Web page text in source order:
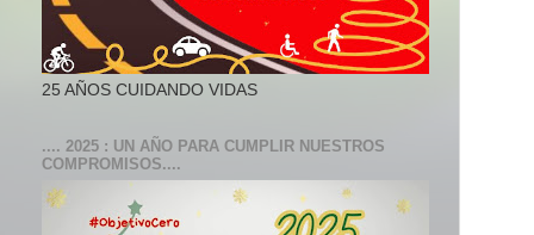
25 AÑOS CUIDANDO VIDAS
.... 2025 : UN AÑO PARA CUMPLIR NUESTROS
COMPROMISOS....